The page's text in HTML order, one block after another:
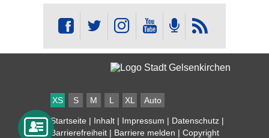
XS S M L XL Auto
Startseite | Inhalt | Impressum | Datenschutz |
Barrierefreiheit | Barriere melden | Copyright